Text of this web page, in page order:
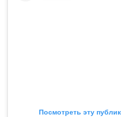
Посмотреть эту